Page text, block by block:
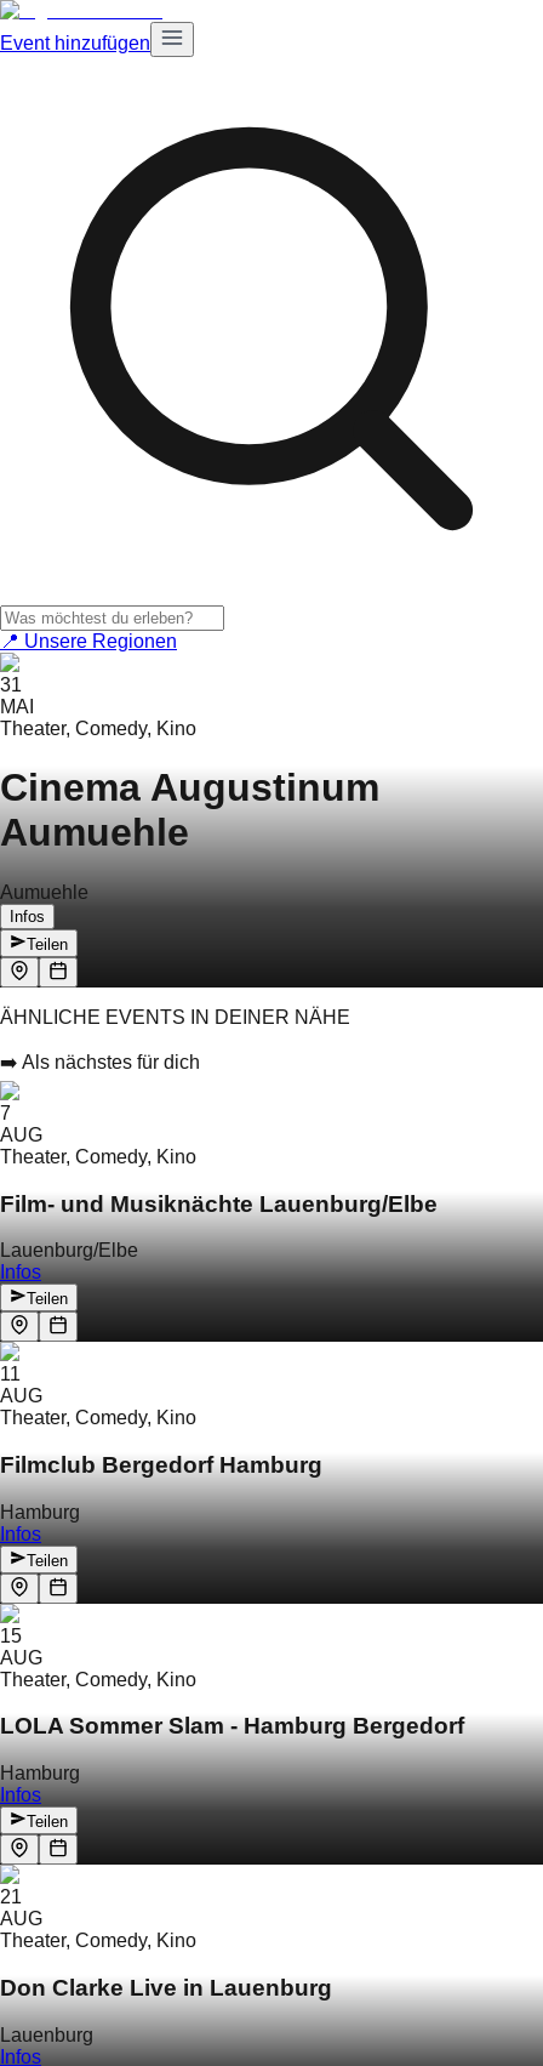
Event hinzufügen
📍 Unsere Regionen
31
MAI
Theater, Comedy, Kino
Cinema Augustinum
Aumuehle
Aumuehle
Infos
Teilen
ÄHNLICHE EVENTS IN DEINER NÄHE
➡️ Als nächstes für dich
7
AUG
Theater, Comedy, Kino
Film- und Musiknächte Lauenburg/Elbe
Lauenburg/Elbe
Infos
Teilen
11
AUG
Theater, Comedy, Kino
Filmclub Bergedorf Hamburg
Hamburg
Infos
Teilen
15
AUG
Theater, Comedy, Kino
LOLA Sommer Slam - Hamburg Bergedorf
Hamburg
Infos
Teilen
21
AUG
Theater, Comedy, Kino
Don Clarke Live in Lauenburg
Lauenburg
Infos